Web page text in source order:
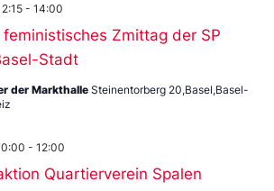
feministisches Zmittag der SP
Stadt
- 14:00
der Markthalle Steinentorberg 20,Basel,Basel-
Quartierverein Spalen
- 12:00